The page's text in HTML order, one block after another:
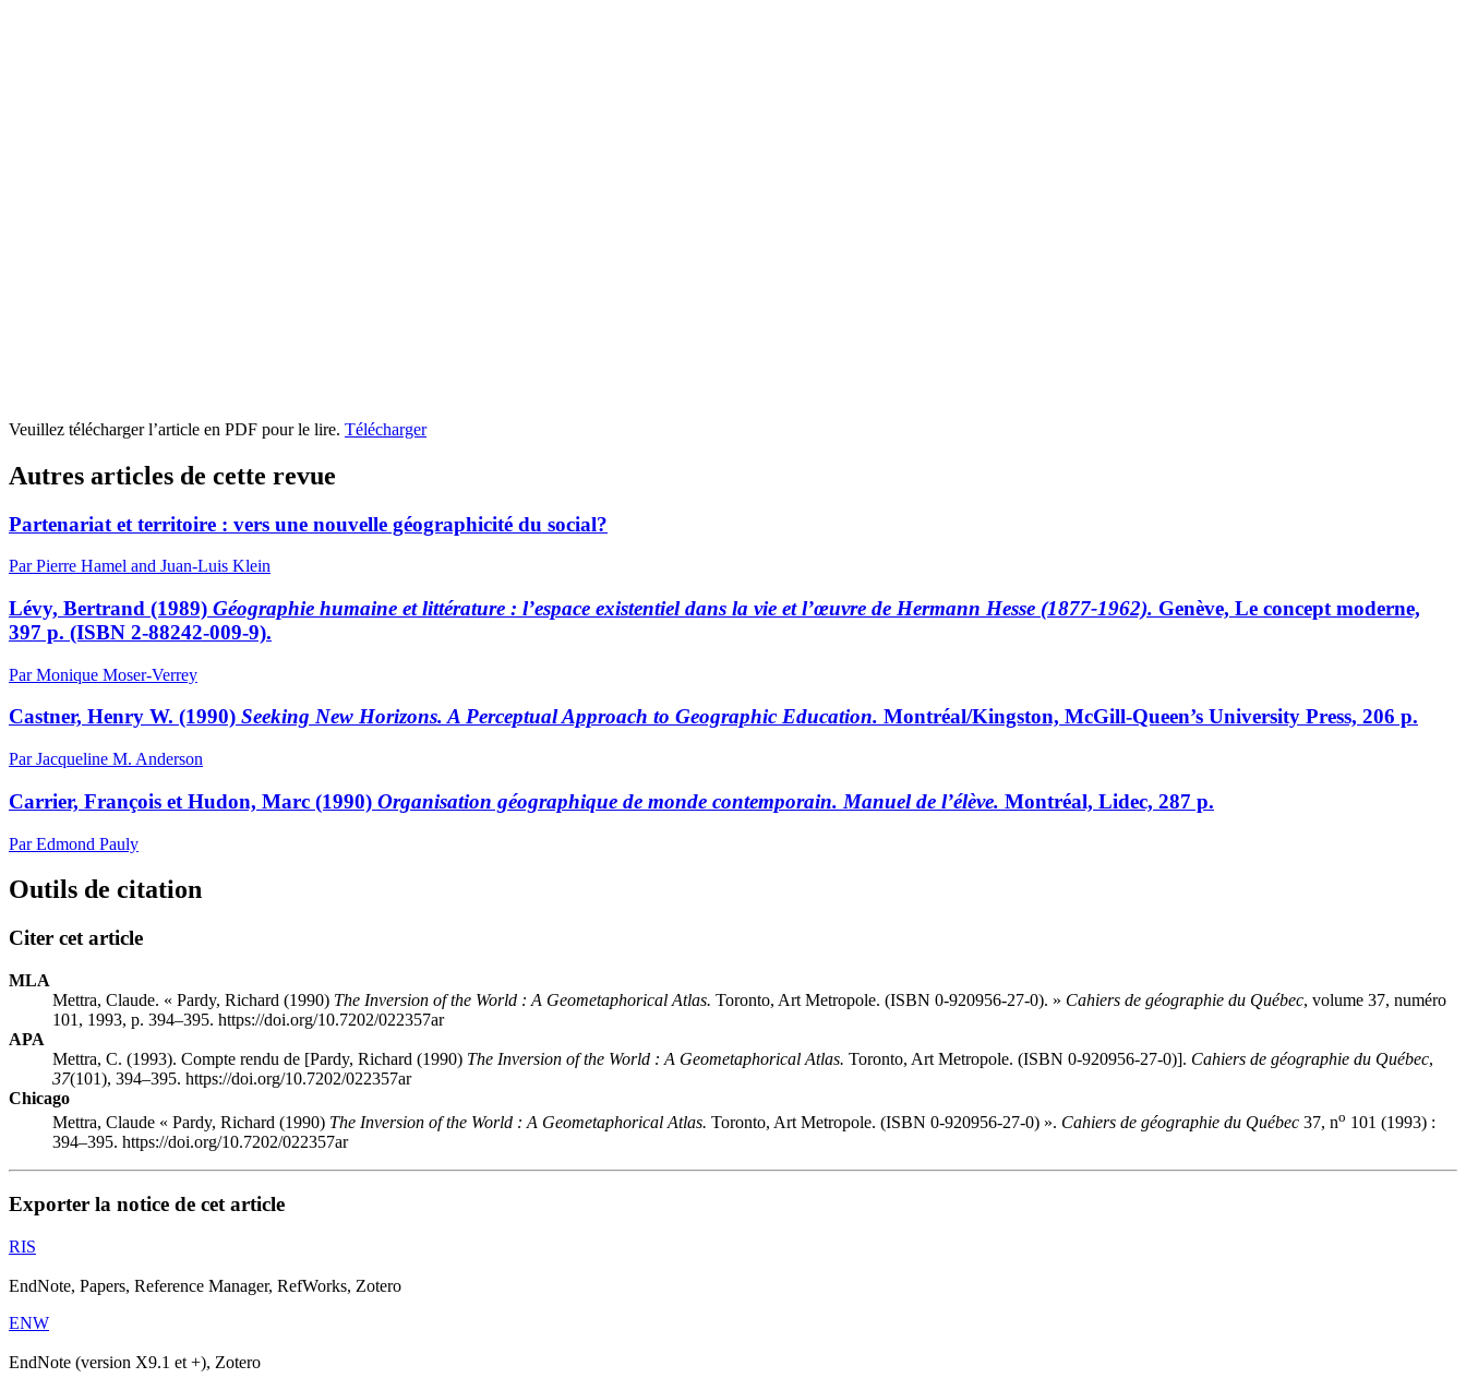
Veuillez télécharger l’article en PDF pour le lire. Télécharger
Autres articles de cette revue
Partenariat et territoire : vers une nouvelle géographicité du social?
Par Pierre Hamel and Juan-Luis Klein
Lévy, Bertrand (1989) Géographie humaine et littérature : l’espace existentiel dans la vie et l’œuvre de Hermann Hesse (1877-1962). Genève, Le concept moderne,
397 p. (ISBN 2-88242-009-9).
Par Monique Moser-Verrey
Castner, Henry W. (1990) Seeking New Horizons. A Perceptual Approach to Geographic Education. Montréal/Kingston, McGill-Queen’s University Press, 206 p.
Par Jacqueline M. Anderson
Carrier, François et Hudon, Marc (1990) Organisation géographique de monde contemporain. Manuel de l’élève. Montréal, Lidec, 287 p.
Par Edmond Pauly
Outils de citation
Citer cet article
MLA
Mettra, Claude. « Pardy, Richard (1990) The Inversion of the World : A Geometaphorical Atlas. Toronto, Art Metropole. (ISBN 0-920956-27-0). » Cahiers de géographie du Québec, volume 37, numéro
101, 1993, p. 394–395. https://doi.org/10.7202/022357ar
APA
Mettra, C. (1993). Compte rendu de [Pardy, Richard (1990) The Inversion of the World : A Geometaphorical Atlas. Toronto, Art Metropole. (ISBN 0-920956-27-0)]. Cahiers de géographie du Québec,
37(101), 394–395. https://doi.org/10.7202/022357ar
Chicago
Mettra, Claude « Pardy, Richard (1990) The Inversion of the World : A Geometaphorical Atlas. Toronto, Art Metropole. (ISBN 0-920956-27-0) ». Cahiers de géographie du Québec 37, no 101 (1993) :
394–395. https://doi.org/10.7202/022357ar
Exporter la notice de cet article
RIS
EndNote, Papers, Reference Manager, RefWorks, Zotero
ENW
EndNote (version X9.1 et +), Zotero